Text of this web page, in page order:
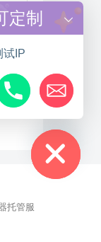
户
配置
托管服
Hide chaty
定制
试IP